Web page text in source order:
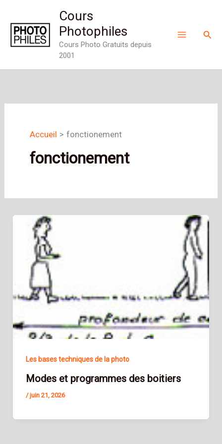
contenu
Cours
Photophiles
Cours Photo Gratuits depuis
2001
Accueil fonctionement
fonctionement
Les bases techniques de la photo
Modes et programmes des boitiers
/juin 21, 2026